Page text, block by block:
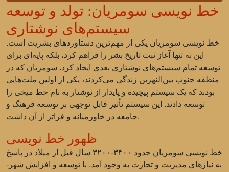
خط نویسی سومریان: تولد و توسعه
سیستم‌های نوشتاری
خط نویسی سومریان یکی از مهم‌ترین دستاوردهای بشریت است.
این نه تنها آغاز ثبت تاریخ بشر را فراهم کرد، بلکه پایه‌ای برای
توسعه تمام سیستم‌های نوشتاری بعدی ایجاد کرد. سومریان که در
منطقه جنوب بین‌النهرین زندگی می‌کردند، یکی از اولین ملت‌هایی
بودند که یک سیستم پیچیده و پایدار از نوشتار به نام خط میخی را
توسعه دادند. این سیستم تأثیر قابل توجهی بر توسعه فرهنگ و
جامعه در خاورمیانه و فراتر از آن داشت.
ظهور خط نویسی
خط نویسی سومریان حدود ۳۴۰۰-۳۲۰۰ سال قبل از میلاد در پاسخ
به نیازهای مدیریت و تجارت به وجود آمد. با توسعه و افزایش شهر-